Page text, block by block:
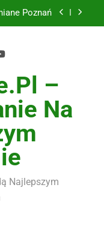
Poznań
Lublin
Poznań
Gdańsk
–
Na
Najlepszym